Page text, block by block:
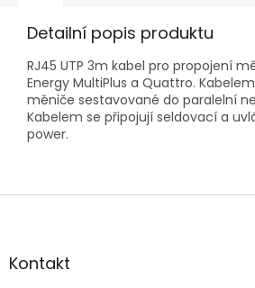
Detailní popis produktu
RJ45 UTP 3m kabel pro propojení
Energy MultiPlus a Quattro.
měniče sestavované do paralelní
Kabelem se připojují seldovací a
power.
Z
aKontakt